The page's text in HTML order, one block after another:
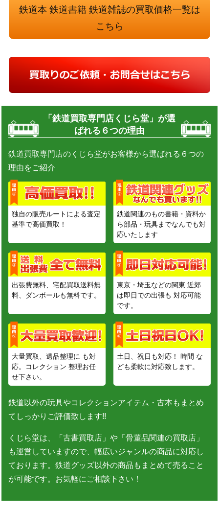
鉄道本 鉄道書籍 鉄道雑誌の買取価格一覧は
こちら
「鉄道買取専門店くじら堂」が選
ばれる６つの理由
鉄道買取専門店のくじら堂がお客様から選ばれる６つの
理由をご紹介
独自の販売ルートによる査定
基準で高価買取！
鉄道関連のもの書籍・資料か
ら部品・玩具までなんでも対
応いたします
出張費無料、宅配買取送料無
料、ダンボールも無料です。
東京・埼玉などの関東 近郊
は即日での出張も 対応可能
です。
大量買取、遺品整理に も対
応。コレクション 整理お任
せ下さい。
土日、祝日も対応！ 時間 な
ども柔軟に対応致します。
鉄道以外の玩具やコレクションアイテム・古本もまとめ
てしっかりご評価致します!!
くじら堂は、「古書買取店」や「骨董品関連の買取店」
も運営していますので、幅広いジャンルの商品に対応し
ております。鉄道グッズ以外の商品もまとめて売ること
が可能です。お気軽にご相談下さい！